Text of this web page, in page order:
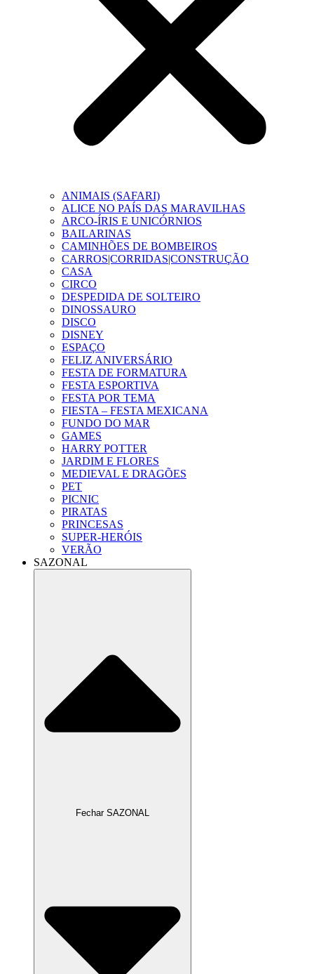
ANIMAIS (SAFARI)
ALICE NO PAÍS DAS MARAVILHAS
ARCO-ÍRIS E UNICÓRNIOS
BAILARINAS
CAMINHÕES DE BOMBEIROS
CARROS|CORRIDAS|CONSTRUÇÃO
CASA
CIRCO
DESPEDIDA DE SOLTEIRO
DINOSSAURO
DISCO
DISNEY
ESPAÇO
FELIZ ANIVERSÁRIO
FESTA DE FORMATURA
FESTA ESPORTIVA
FESTA POR TEMA
FIESTA – FESTA MEXICANA
FUNDO DO MAR
GAMES
HARRY POTTER
JARDIM E FLORES
MEDIEVAL E DRAGÕES
PET
PICNIC
PIRATAS
PRINCESAS
SUPER-HERÓIS
VERÃO
SAZONAL
Fechar SAZONAL